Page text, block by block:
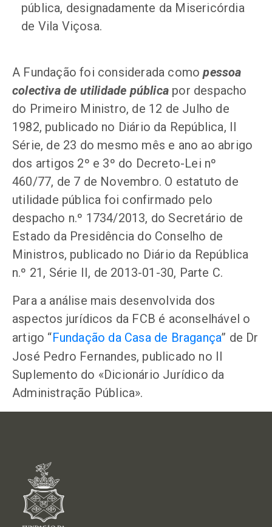
pública, designadamente da Misericórdia
de Vila Viçosa.
A Fundação foi considerada como pessoa
colectiva de utilidade pública por despacho
do Primeiro Ministro, de 12 de Julho de
1982, publicado no Diário da República, II
Série, de 23 do mesmo mês e ano ao abrigo
dos artigos 2º e 3º do Decreto-Lei nº
460/77, de 7 de Novembro. O estatuto de
utilidade pública foi confirmado pelo
despacho n.º 1734/2013, do Secretário de
Estado da Presidência do Conselho de
Ministros, publicado no Diário da República
n.º 21, Série II, de 2013-01-30, Parte C.
Para a análise mais desenvolvida dos
aspectos jurídicos da FCB é aconselhável o
artigo “Fundação da Casa de Bragança” de Dr
José Pedro Fernandes, publicado no II
Suplemento do «Dicionário Jurídico da
Administração Pública».